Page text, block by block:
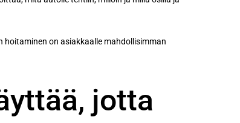
on asiakkaalle mahdollisimman
jotta